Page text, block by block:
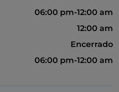
06:00 pm-12:00 am
12:00 am
Encerrado
06:00 pm-12:00 am